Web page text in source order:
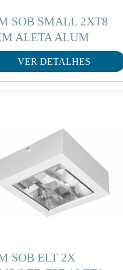
SOB SMALL 2XT8
ALETA ALUM
VER DETALHES
SOB ELT 2X